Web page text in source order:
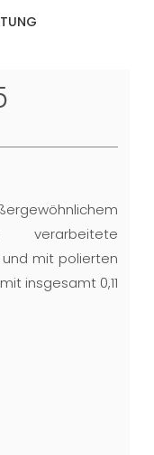
mit polierten
insgesamt 0,11